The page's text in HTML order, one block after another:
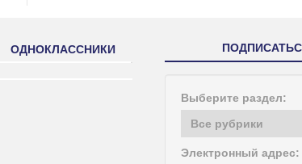
ОДНОКЛАССНИКИ
Выберите раздел:
Электронный адрес: